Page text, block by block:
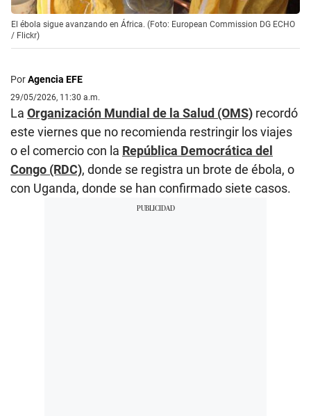
El ébola sigue avanzando en África. (Foto: European Commission DG ECHO
/ Flickr)
PorAgencia EFE
29/05/2026, 11:30 a.m.
La Organización Mundial de la Salud (OMS) recordó
este viernes que no recomienda restringir los viajes
o el comercio con la República Democrática del
Congo (RDC), donde se registra un brote de ébola, o
con Uganda, donde se han confirmado siete casos.